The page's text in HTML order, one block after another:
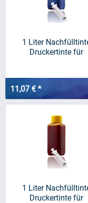
1 Liter
Druckertinte für
11,07 € *
1 Liter
Druckertinte für